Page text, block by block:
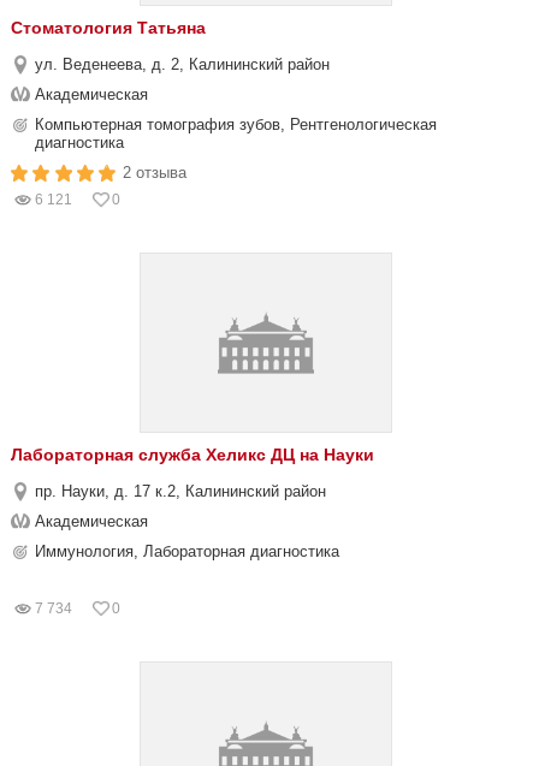
Стоматология Татьяна
ул. Веденеева, д. 2, Калининский район
Академическая
Компьютерная томография зубов, Рентгенологическая
диагностика
2 отзыва
6 121 0
Лабораторная служба Хеликс ДЦ на Науки
пр. Науки, д. 17 к.2, Калининский район
Академическая
Иммунология, Лабораторная диагностика
7 734 0